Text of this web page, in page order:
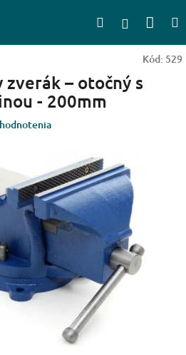
Hľadať
Kód: 529
zverák – otočný s
- 200mm